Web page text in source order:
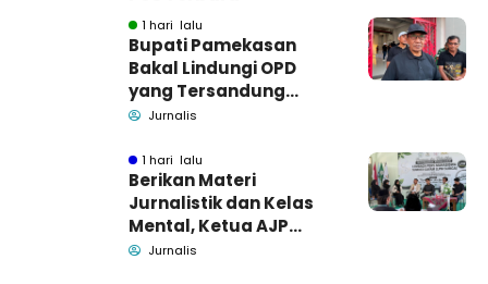
1 hari lalu
Bupati Pamekasan
Bakal Lindungi OPD
yang Tersandung
Dugaan Korupsi
Jurnalis
1 hari lalu
Berikan Materi
Jurnalistik dan Kelas
Mental, Ketua AJP
Bakar Semangat LPM
Jurnalis